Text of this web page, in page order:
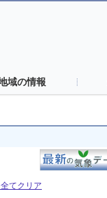
域の情報
てクリア